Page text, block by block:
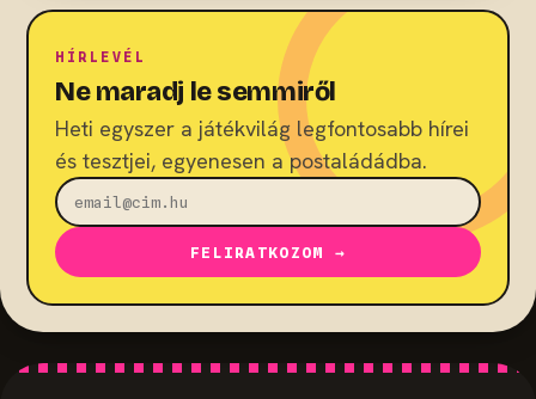
HÍRLEVÉL
Ne maradj le semmiről
Heti egyszer a játékvilág legfontosabb hírei
és tesztjei, egyenesen a postaládádba.
FELIRATKOZOM →